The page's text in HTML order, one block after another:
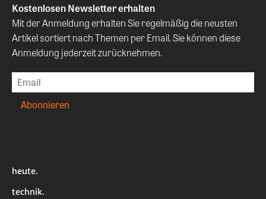
Kostenlosen Newsletter erhalten
Mit der Anmeldung erhalten Sie regelmäßig die neusten
Artikel sortiert nach Themen per Email. Sie können diese
Anmeldung jederzeit zurücknehmen.
heute.
technik.